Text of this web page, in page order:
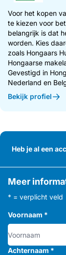
Voor het kopen
te kiezen voor
belangrijk is dat
worden. Kies
zoals Hongaars
Hongaarse
Gevestigd in
Nederland en
Bekijk profiel
Heb je al een
Meer
* = verplicht veld
Voornaam *
Achternaam *